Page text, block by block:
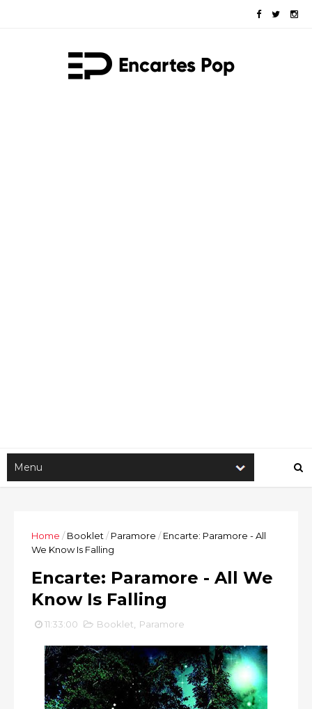
Home / Booklet / Paramore / Encarte: Paramore - All
We Know Is Falling
Encarte: Paramore - All We
Know Is Falling
11:33:00 Booklet Paramore